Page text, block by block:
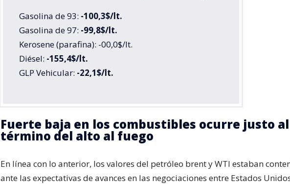
Gasolina de 93: -100,3$/lt.
Gasolina de 97: -99,8$/lt.
Kerosene (parafina): -00,0$/lt.
Diésel: -155,4$/lt.
GLP Vehicular: -22,1$/lt.
Fuerte baja en los combustibles ocurre justo al
término del alto al fuego
En línea con lo anterior, los valores del petróleo brent y WTI estaban
ante las expectativas de avances en las negociaciones entre Estados